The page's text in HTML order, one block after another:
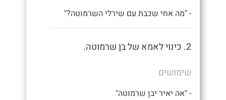
- "מה אחי שכבת עם שירלי השרמוטה?"
2. כינוי לאמא של בן שרמוטה.
שימושים
- "אה יאיר יבן שרמוטה"